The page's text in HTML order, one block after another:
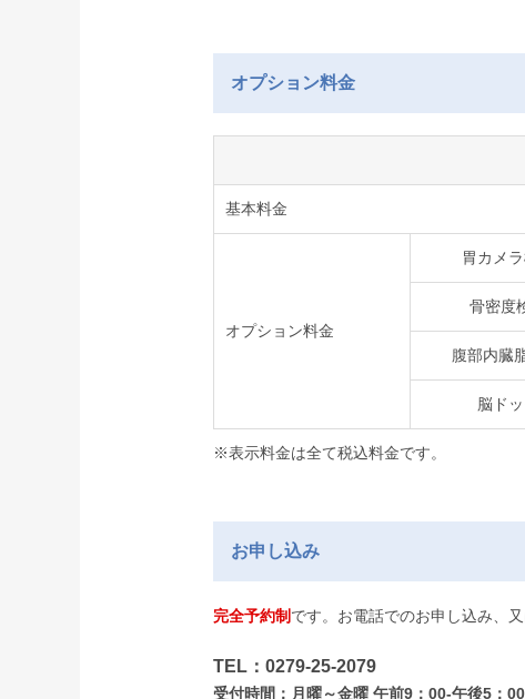
オプション料金
基本料金
オプション料金
胃カメ
骨密度
腹部内臓
脳ド
※表示料金は全て税込料金です。
お申し込み
完全予約制 です。お電話でのお申し込み、
TEL：0279-25-2079
受付時間：月曜～金曜 午前9：00-午後5：00